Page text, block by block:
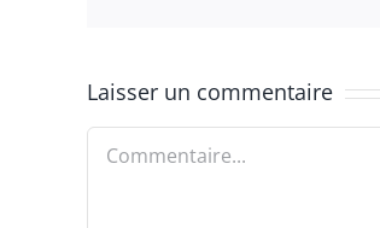
Laisser un commentaire
Commentaire